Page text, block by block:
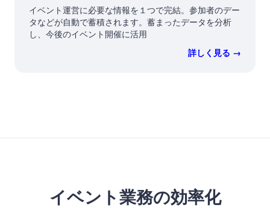
イベント運営に必要な情報を１つで完結。参加者のデー
タなどが自動で蓄積されます。蓄まったデータを分析
し、今後のイベント開催に活用
詳しく見る →
イベント業務の効率化